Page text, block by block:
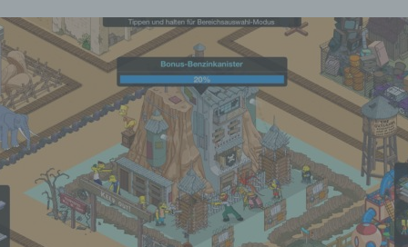
Profiling ist jede Art der automatisierten Verarbeitung
personenbezogener Daten, die darin besteht, dass diese
personenbezogenen Daten verwendet werden, um bestimmte
persönliche Aspekte, die sich auf eine natürliche Person
zu bewerten, insbesondere, um Aspekte bezüglich
wirtschaftlicher Lage, Gesundheit, persönlicher Vorlieben,
Zuverlässigkeit, Verhalten, Aufenthaltsort oder Ortswechsel
natürlichen Person zu analysieren oder vorherzusagen.
f) Pseudonymisierung